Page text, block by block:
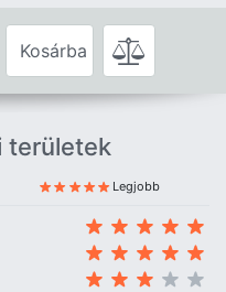
Kosárba
területek
Legjobb